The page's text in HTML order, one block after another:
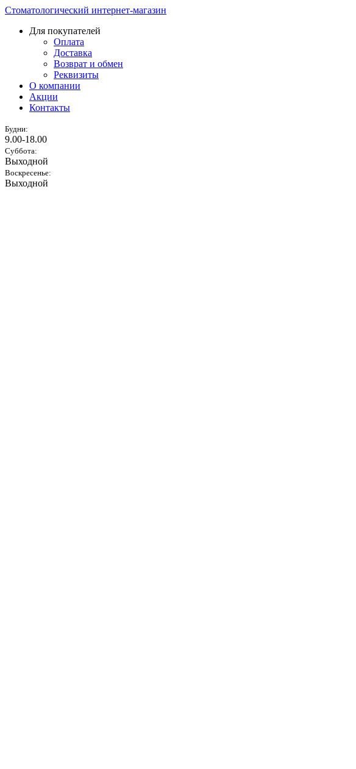
Стоматологический интернет-магазин
Для покупателей
Оплата
Доставка
Возврат и обмен
Реквизиты
О компании
Акции
Контакты
Будни:
9.00-18.00
Суббота:
Выходной
Воскресенье:
Выходной